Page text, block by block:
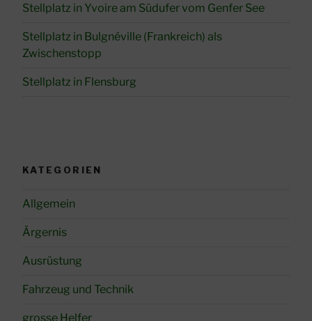
Stellplatz in Yvoire am Südufer vom Genfer See
Stellplatz in Bulgnéville (Frankreich) als
Zwischenstopp
Stellplatz in Flensburg
KATEGORIEN
Allgemein
Ärgernis
Ausrüstung
Fahrzeug und Technik
grosse Helfer